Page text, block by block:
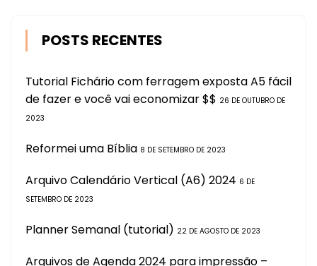
POSTS RECENTES
Tutorial Fichário com ferragem exposta A5 fácil
de fazer e você vai economizar $$ 26 DE OUTUBRO DE
2023
Reformei uma Bíblia 8 DE SETEMBRO DE 2023
Arquivo Calendário Vertical (A6) 2024 6 DE
SETEMBRO DE 2023
Planner Semanal (tutorial) 22 DE AGOSTO DE 2023
Arquivos de Agenda 2024 para impressão –